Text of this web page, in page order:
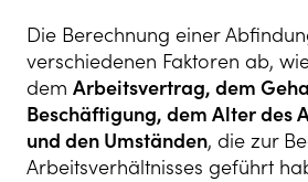
Die Berechnung einer
verschiedenen Faktoren ab,
dem Arbeitsvertrag, dem
Beschäftigung, dem Alter des
und den Umständen, die zur
Arbeitsverhältnisses geführt